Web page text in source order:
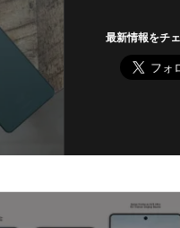
最新情報をチ